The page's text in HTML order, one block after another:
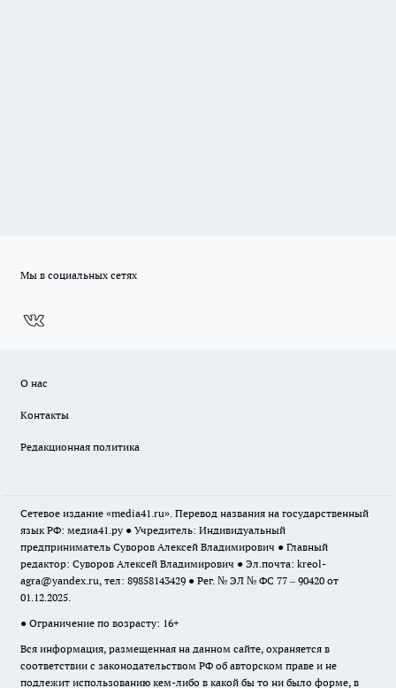
Мы в социальных сетях
О нас
Контакты
Редакционная политика
Сетевое издание «media41.ru». Перевод названия на государственный
язык РФ: медиа41.ру ● Учредитель: Индивидуальный
предприниматель Суворов Алексей Владимирович ● Главный
редактор: Суворов Алексей Владимирович ● Эл.почта: kreol-
agra@yandex.ru, тел: 89858143429 ● Рег. № ЭЛ № ФС 77 – 90420 от
01.12.2025.
● Ограничение по возрасту: 16+
Вся информация, размещенная на данном сайте, охраняется в
соответствии с законодательством РФ об авторском праве и не
подлежит использованию кем-либо в какой бы то ни было форме, в